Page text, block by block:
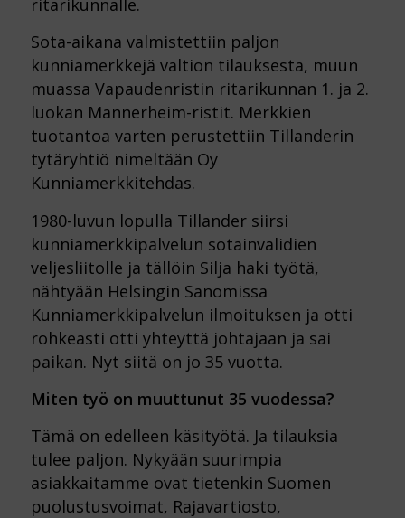
ritarikunnalle.
Sota-aikana valmistettiin paljon
kunniamerkkejä valtion tilauksesta, muun
muassa Vapaudenristin ritarikunnan 1. ja 2.
luokan Mannerheim-ristit. Merkkien
tuotantoa varten perustettiin Tillanderin
tytäryhtiö nimeltään Oy
Kunniamerkkitehdas.
1980-luvun lopulla Tillander siirsi
kunniamerkkipalvelun sotainvalidien
veljesliitolle ja tällöin Silja haki työtä,
nähtyään Helsingin Sanomissa
Kunniamerkkipalvelun ilmoituksen ja otti
rohkeasti otti yhteyttä johtajaan ja sai
paikan. Nyt siitä on jo 35 vuotta.
Miten työ on muuttunut 35 vuodessa?
Tämä on edelleen käsityötä. Ja tilauksia
tulee paljon. Nykyään suurimpia
asiakkaitamme ovat tietenkin Suomen
puolustusvoimat, Rajavartiosto,